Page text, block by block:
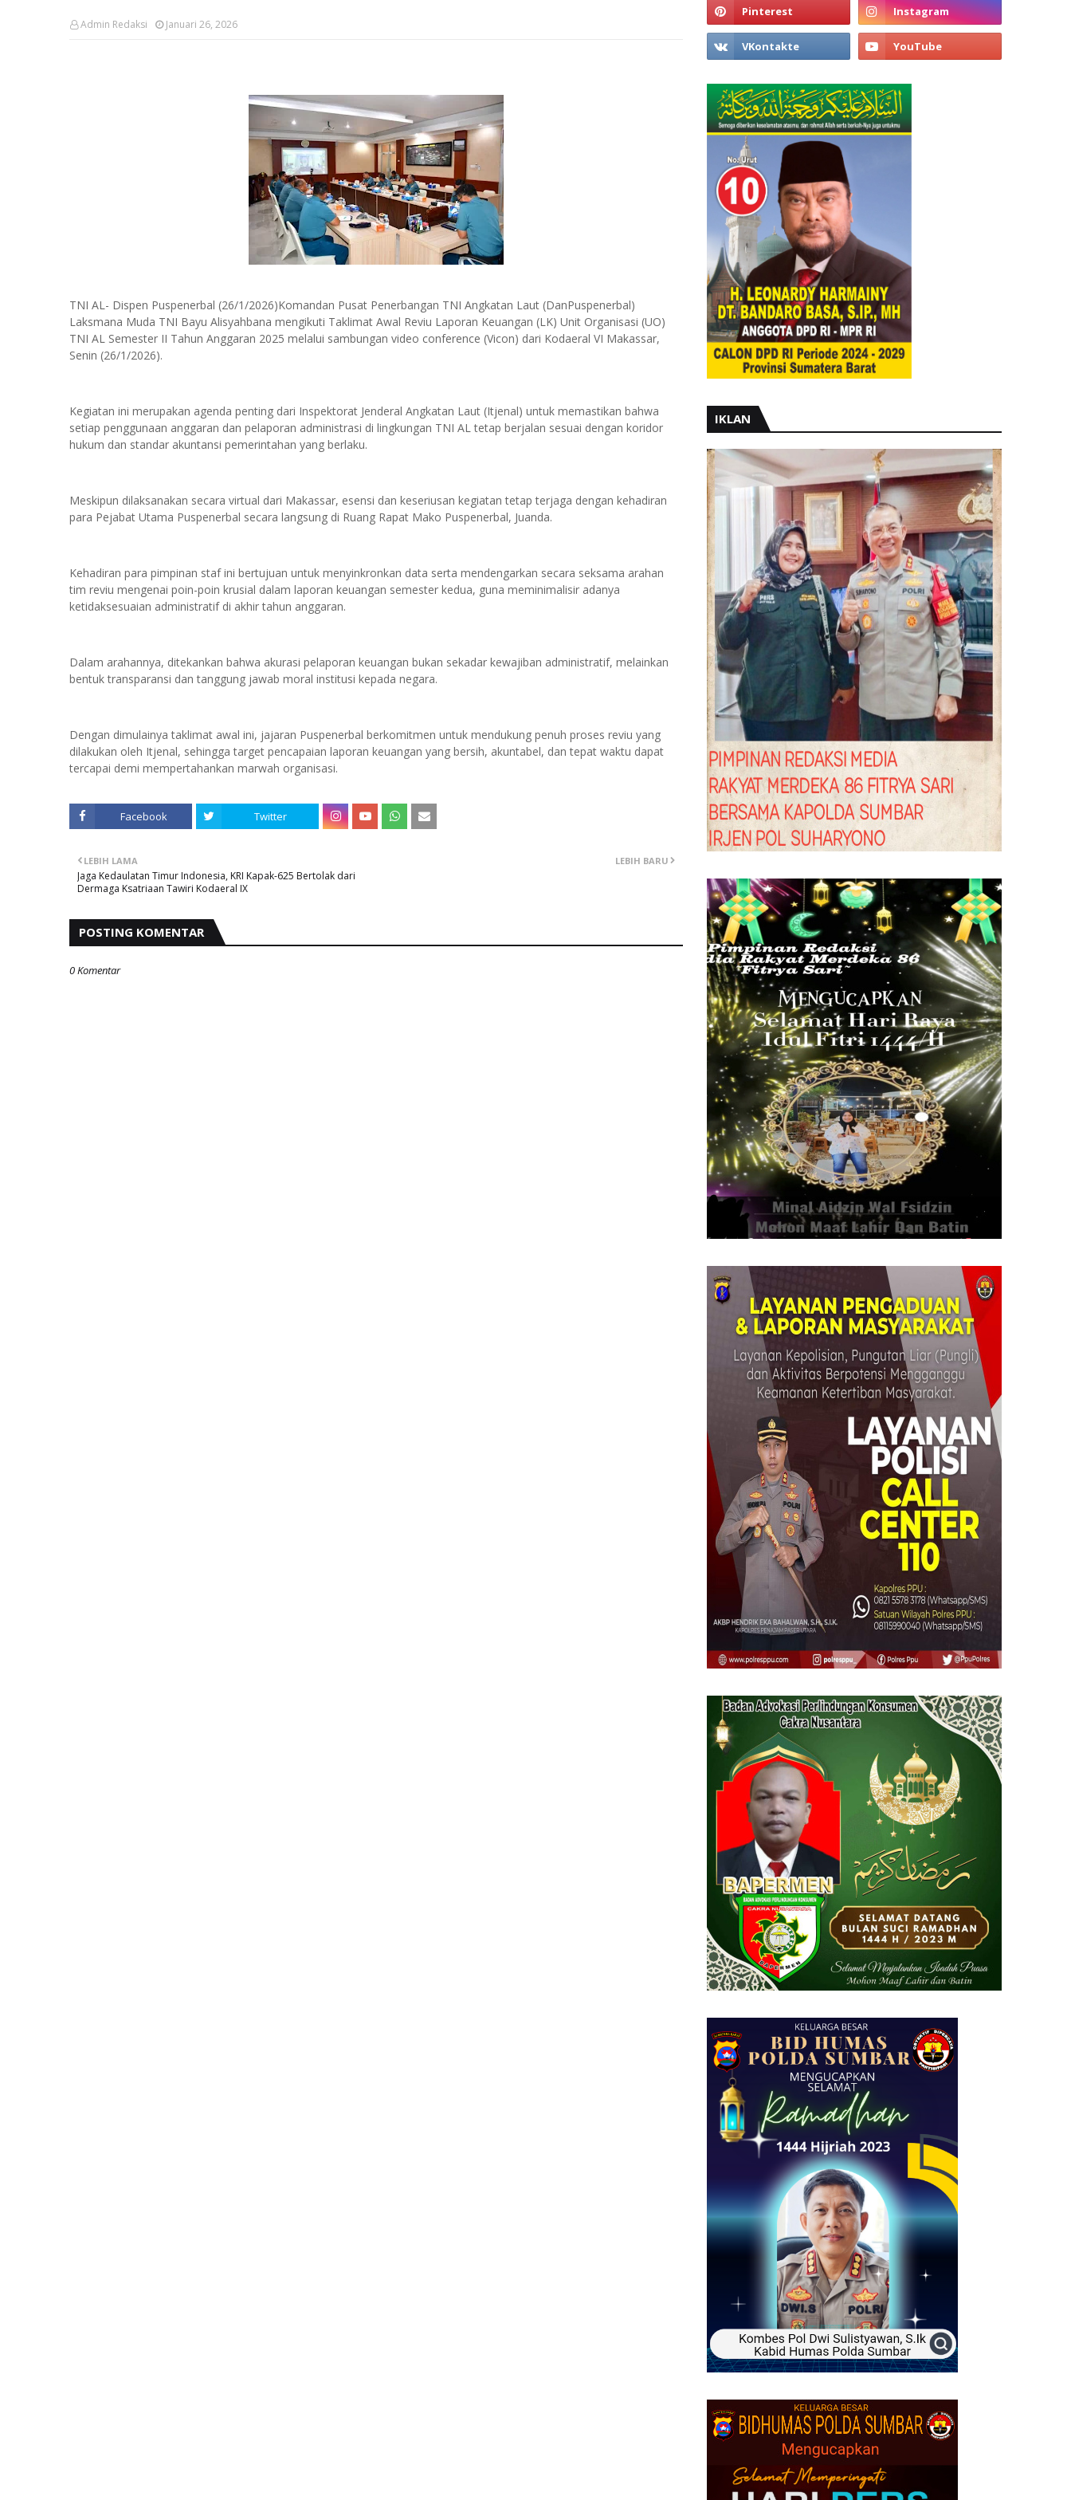
Admin Redaksi Januari 26, 2026
TNI AL- Dispen Puspenerbal (26/1/2026)Komandan Pusat Penerbangan TNI Angkatan Laut (DanPuspenerbal)
Laksmana Muda TNI Bayu Alisyahbana mengikuti Taklimat Awal Reviu Laporan Keuangan (LK) Unit Organisasi (UO)
TNI AL Semester II Tahun Anggaran 2025 melalui sambungan video conference (Vicon) dari Kodaeral VI Makassar,
Senin (26/1/2026).
Kegiatan ini merupakan agenda penting dari Inspektorat Jenderal Angkatan Laut (Itjenal) untuk memastikan bahwa
setiap penggunaan anggaran dan pelaporan administrasi di lingkungan TNI AL tetap berjalan sesuai dengan koridor
hukum dan standar akuntansi pemerintahan yang berlaku.
Meskipun dilaksanakan secara virtual dari Makassar, esensi dan keseriusan kegiatan tetap terjaga dengan kehadiran
para Pejabat Utama Puspenerbal secara langsung di Ruang Rapat Mako Puspenerbal, Juanda.
Kehadiran para pimpinan staf ini bertujuan untuk menyinkronkan data serta mendengarkan secara seksama arahan
tim reviu mengenai poin-poin krusial dalam laporan keuangan semester kedua, guna meminimalisir adanya
ketidaksesuaian administratif di akhir tahun anggaran.
Dalam arahannya, ditekankan bahwa akurasi pelaporan keuangan bukan sekadar kewajiban administratif, melainkan
bentuk transparansi dan tanggung jawab moral institusi kepada negara.
Dengan dimulainya taklimat awal ini, jajaran Puspenerbal berkomitmen untuk mendukung penuh proses reviu yang
dilakukan oleh Itjenal, sehingga target pencapaian laporan keuangan yang bersih, akuntabel, dan tepat waktu dapat
tercapai demi mempertahankan marwah organisasi.
Facebook Twitter
LEBIH BARU
LEBIH LAMA
Jaga Kedaulatan Timur Indonesia, KRI Kapak-625 Bertolak dari
Dermaga Ksatriaan Tawiri Kodaeral IX
POSTING KOMENTAR
0 Komentar
IKLAN